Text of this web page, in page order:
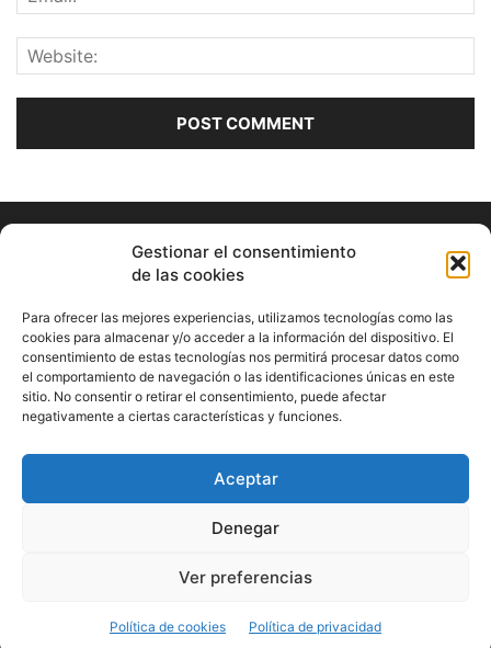
Gestionar el consentimiento
de las cookies
Para ofrecer las mejores experiencias, utilizamos tecnologías como las
cookies para almacenar y/o acceder a la información del dispositivo. El
consentimiento de estas tecnologías nos permitirá procesar datos como
el comportamiento de navegación o las identificaciones únicas en este
sitio. No consentir o retirar el consentimiento, puede afectar
negativamente a ciertas características y funciones.
Aceptar
Denegar
Ver preferencias
Política de cookies Política de privacidad
ABOUT US
Información Cultural de Málaga y otros de interés general
Contact us:musicamalaga55@gmail.com
FOLLOW US
© Musicamalaga